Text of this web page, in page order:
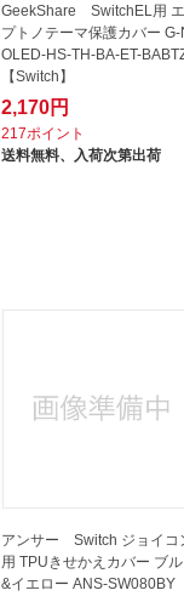
GeekShare SwitchEL用
プトノテーマ保護カバー G-
OLED-HS-TH-BA-ET-
【Switch】
2,170円
217ポイント
送料無料、
入荷次第出荷
アンサー Switch ジョイコ
用 TPUきせかえカバー ブ
&イエロー ANS-SW080BY